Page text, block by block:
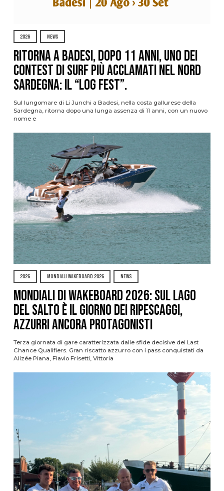
2026 NEWS
Ritorna a Badesi, dopo 11 anni, uno dei
contest di surf più acclamati nel nord
Sardegna: il “Log Fest”.
Sul lungomare di Li Junchi a Badesi, nella costa gallurese della
Sardegna, ritorna dopo una lunga assenza di 11 anni, con un nuovo
nome e
2026 MONDIALI WAKEBOARD 2026 NEWS
Mondiali di Wakeboard 2026: sul Lago
del Salto è il giorno dei ripescaggi,
azzurri ancora protagonisti
Terza giornata di gare caratterizzata dalle sfide decisive dei Last
Chance Qualifiers. Gran riscatto azzurro con i pass conquistati da
Alizée Piana, Flavio Frisetti, Vittoria